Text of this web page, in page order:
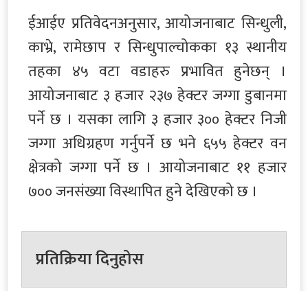
ईआईए प्रतिवेदनअनुसार, आयोजनाबाट सिन्धुली,
काभ्रे, रामेछाप र सिन्धुपाल्चोकका १३ स्थानीय
तहका ४५ वटा वडाहरु प्रभावित हुनेछन् ।
आयोजनाबाट ३ हजार २३७ हेक्टर जग्गा डुबानमा
पर्ने छ । यसका लागि ३ हजार ३०० हेक्टर निजी
जग्गा अधिग्रहण गर्नुपर्ने छ भने ६५५ हेक्टर वन
क्षेत्रको जग्गा पर्ने छ । आयोजनाबाट ११ हजार
७०० जनसंख्या विस्थापित हुने देखिएको छ ।
प्रतिक्रिया दिनुहोस